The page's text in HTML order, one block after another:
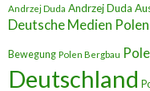
Andrzej Duda Andrzej Duda
Deutsche Medien Polen
Bewegung Polen Bergbau
Deutschland